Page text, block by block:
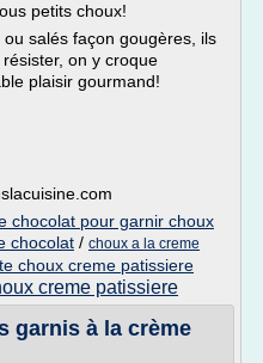
petits choux!
salés façon gougères, ils
on y croque
plaisir gourmand!
chocolat pour garnir choux
chocolat / choux a la creme
choux creme patissiere
creme patissiere
garnis à la crème